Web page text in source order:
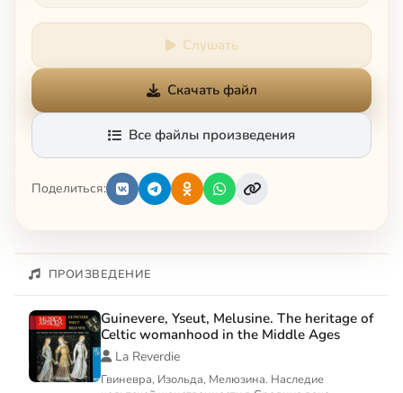
Слушать
Скачать файл
Все файлы произведения
Поделиться:
ПРОИЗВЕДЕНИЕ
Guinevere, Yseut, Melusine. The heritage of
Celtic womanhood in the Middle Ages
La Reverdie
Гвиневра, Изольда, Мелюзина. Наследие